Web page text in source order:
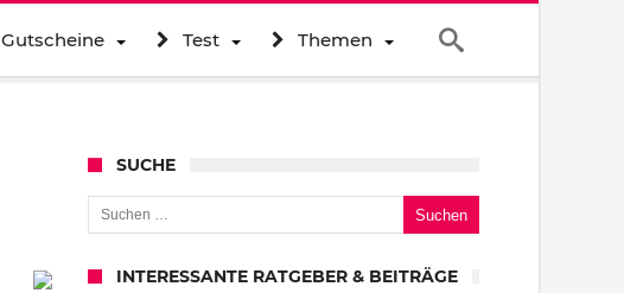
Gutscheine Test Themen
SUCHE
Suchen nach:
INTERESSANTE RATGEBER & BEITRÄGE